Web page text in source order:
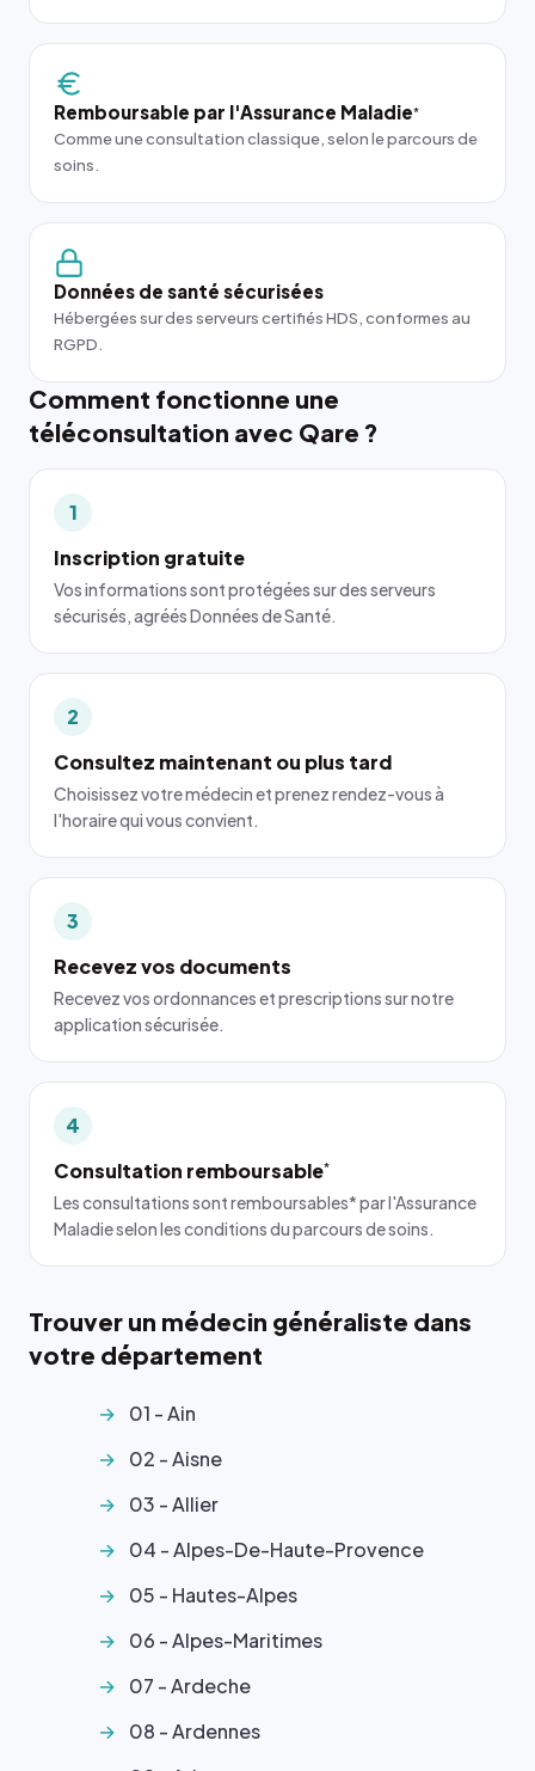
Remboursable par l'Assurance Maladie*
Comme une consultation classique, selon le parcours de
soins.
Données de santé sécurisées
Hébergées sur des serveurs certifiés HDS, conformes au
RGPD.
Comment fonctionne une
téléconsultation avec Qare ?
1
Inscription gratuite
Vos informations sont protégées sur des serveurs
sécurisés, agréés Données de Santé.
2
Consultez maintenant ou plus tard
Choisissez votre médecin et prenez rendez-vous à
l'horaire qui vous convient.
3
Recevez vos documents
Recevez vos ordonnances et prescriptions sur notre
application sécurisée.
4
Consultation remboursable*
Les consultations sont remboursables* par l'Assurance
Maladie selon les conditions du parcours de soins.
Trouver un médecin généraliste dans
votre département
01 - Ain
02 - Aisne
03 - Allier
04 - Alpes-De-Haute-Provence
05 - Hautes-Alpes
06 - Alpes-Maritimes
07 - Ardeche
08 - Ardennes